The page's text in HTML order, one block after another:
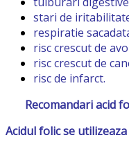
stari de
respiratie
risc crescut de
risc crescut de
risc de infarct.
Recomandari acid
Acidul folic se utilizeaza